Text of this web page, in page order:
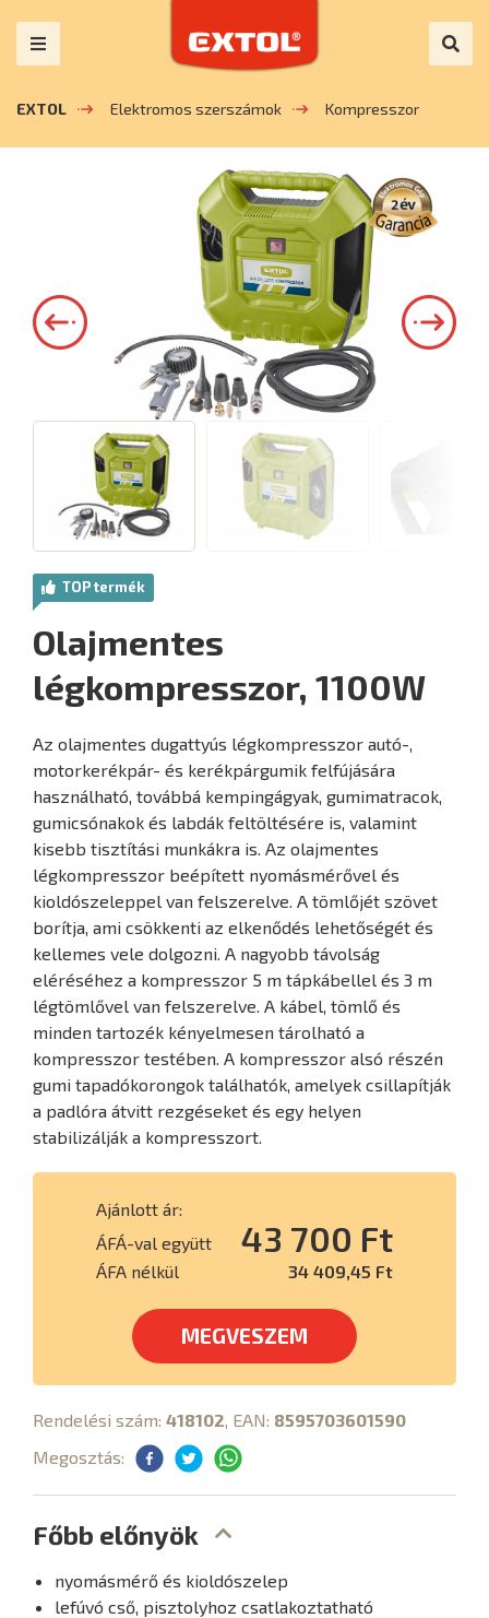
EXTOL Elektromos szerszámok Kompresszor
TOP termék
Olajmentes
légkompresszor, 1100W
Az olajmentes dugattyús légkompresszor autó-,
motorkerékpár- és kerékpárgumik felfújására
használható, továbbá kempingágyak, gumimatracok,
gumicsónakok és labdák feltöltésére is, valamint
kisebb tisztítási munkákra is. Az olajmentes
légkompresszor beépített nyomásmérővel és
kioldószeleppel van felszerelve. A tömlőjét szövet
borítja, ami csökkenti az elkenődés lehetőségét és
kellemes vele dolgozni. A nagyobb távolság
eléréséhez a kompresszor 5 m tápkábellel és 3 m
légtömlővel van felszerelve. A kábel, tömlő és
minden tartozék kényelmesen tárolható a
kompresszor testében. A kompresszor alsó részén
gumi tapadókorongok találhatók, amelyek csillapítják
a padlóra átvitt rezgéseket és egy helyen
stabilizálják a kompresszort.
Ajánlott ár:
ÁFÁ-val együtt
43 700 Ft
ÁFA nélkül 34 409,45 Ft
MEGVESZEM
Rendelési szám: 418102 , EAN: 8595703601590
Megosztás:
Főbb előnyök
nyomásmérő és kioldószelep
lefúvó cső, pisztolyhoz csatlakoztatható